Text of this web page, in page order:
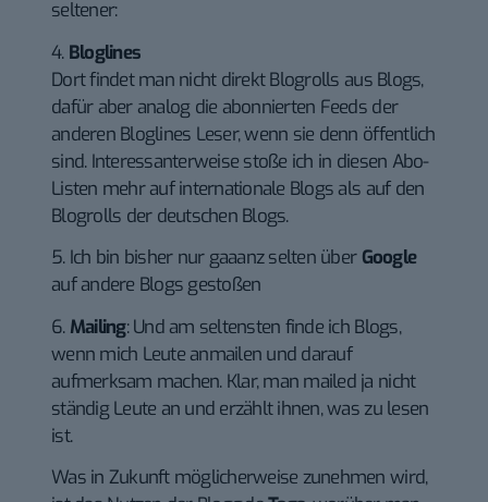
seltener:
4. Bloglines
Dort findet man nicht direkt Blogrolls aus Blogs,
dafür aber analog die abonnierten Feeds der
anderen Bloglines Leser, wenn sie denn öffentlich
sind. Interessanterweise stoße ich in diesen Abo-
Listen mehr auf internationale Blogs als auf den
Blogrolls der deutschen Blogs.
5. Ich bin bisher nur gaaanz selten über Google
auf andere Blogs gestoßen
6. Mailing: Und am seltensten finde ich Blogs,
wenn mich Leute anmailen und darauf
aufmerksam machen. Klar, man mailed ja nicht
ständig Leute an und erzählt ihnen, was zu lesen
ist.
Was in Zukunft möglicherweise zunehmen wird,